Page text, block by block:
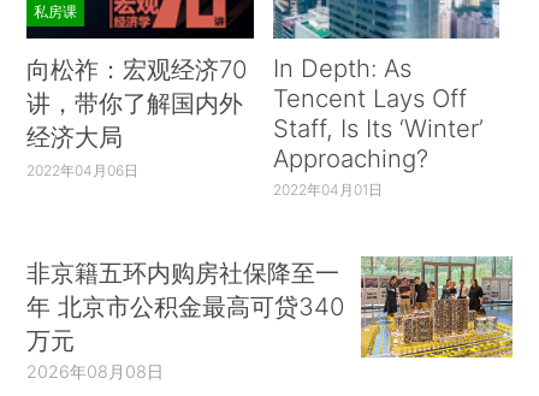
私房课
向松祚：宏观经济70
讲，带你了解国内外
经济大局
2022年04月06日
In Depth: As
Tencent Lays Off
Staff, Is Its ‘Winter’
Approaching?
2022年04月01日
非京籍五环内购房社保降至一
年 北京市公积金最高可贷340
万元
2026年08月08日